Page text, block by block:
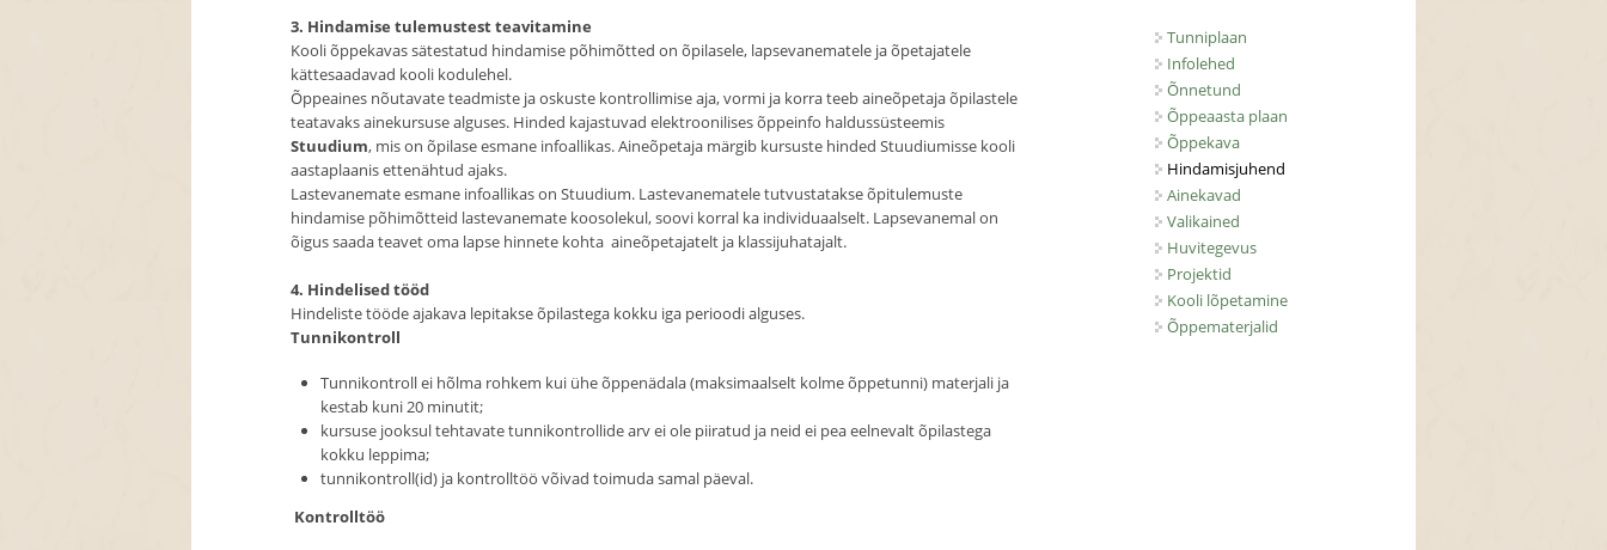
3. Hindamise tulemustest teavitamine
Kooli õppekavas sätestatud hindamise põhimõtted on õpilasele, lapsevanematele ja õpetajatele
kättesaadavad kooli kodulehel.
Õppeaines nõutavate teadmiste ja oskuste kontrollimise aja, vormi ja korra teeb aineõpetaja õpilastele
teatavaks ainekursuse alguses. Hinded kajastuvad elektroonilises õppeinfo haldussüsteemis
Stuudium, mis on õpilase esmane infoallikas. Aineõpetaja märgib kursuste hinded Stuudiumisse kooli
aastaplaanis ettenähtud ajaks.
Lastevanemate esmane infoallikas on Stuudium. Lastevanematele tutvustatakse õpitulemuste
hindamise põhimõtteid lastevanemate koosolekul, soovi korral ka individuaalselt. Lapsevanemal on
õigus saada teavet oma lapse hinnete kohta aineõpetajatelt ja klassijuhatajalt.
4. Hindelised tööd
Hindeliste tööde ajakava lepitakse õpilastega kokku iga perioodi alguses.
Tunnikontroll
Tunnikontroll ei hõlma rohkem kui ühe õppenädala (maksimaalselt kolme õppetunni) materjali ja
kestab kuni 20 minutit;
kursuse jooksul tehtavate tunnikontrollide arv ei ole piiratud ja neid ei pea eelnevalt õpilastega
kokku leppima;
tunnikontroll(id) ja kontrolltöö võivad toimuda samal päeval.
Kontrolltöö
Tunniplaan
Infolehed
Õnnetund
Õppeaasta plaan
Õppekava
Hindamisjuhend
Ainekavad
Valikained
Huvitegevus
Projektid
Kooli lõpetamine
Õppematerjalid